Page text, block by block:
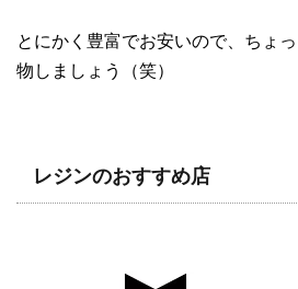
とにかく豊富でお安いので、ちょ
物しましょう（笑）
レジンのおすすめ店